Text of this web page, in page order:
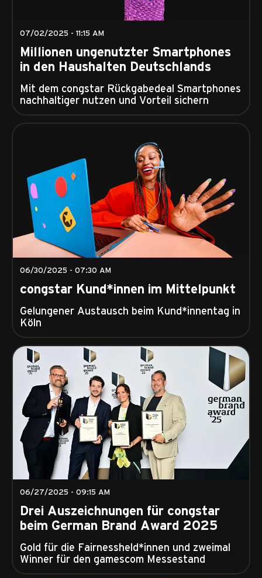
07/02/2025 - 11:15 AM
Millionen ungenutzter Smartphones
in den Haushalten Deutschlands
Mit dem congstar Rückgabedeal Smartphones
nachhaltiger nutzen und Vorteil sichern
06/30/2025 - 07:30 AM
congstar Kund*innen im Mittelpunkt
Gelungener Austausch beim Kund*innentag in
Köln
06/27/2025 - 09:15 AM
Drei Auszeichnungen für congstar
beim German Brand Award 2025
Gold für die Fairnessheld*innen und zweimal
Winner für den gamescom Messestand